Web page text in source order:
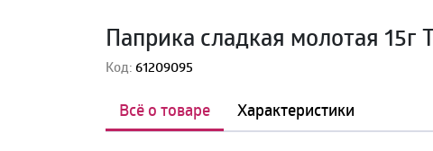
Паприка сладкая молотая
Код: 61209095
Всё о товаре Характеристики